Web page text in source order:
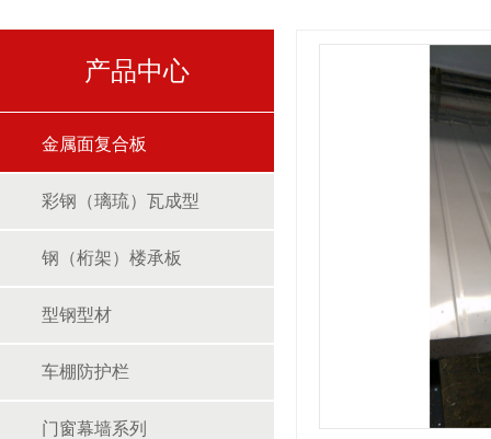
产品中心
金属面复合板
彩钢（璃琉）瓦成型
钢（桁架）楼承板
型钢型材
车棚防护栏
门窗幕墙系列